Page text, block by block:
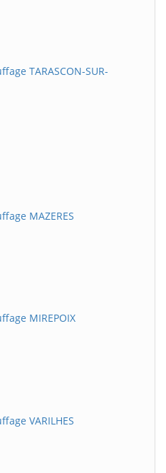
TARASCON-SUR-
MAZERES
MIREPOIX
VARILHES